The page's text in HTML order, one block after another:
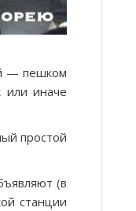
— пешком
или иначе
простой
(в
станции